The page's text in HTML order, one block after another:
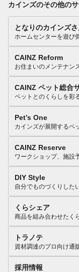
カインズのその他の
となりのカインズ
ホームセンターを遊び
CAINZ Reform
お住まいのメンテナン
CAINZ ペット総合
ペットとのくらしを彩
Pet’s One
カインズが展開するペ
CAINZ Reserve
ワークショップ、施設
DIY Style
自分でものづくりした
くらシェア
商品を組み合わせたく
トラノテ
資材調達のプロ向け通
採用情報